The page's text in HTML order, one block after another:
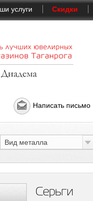
услуги Скидки
Написать письмо
Вид металла
Серьги